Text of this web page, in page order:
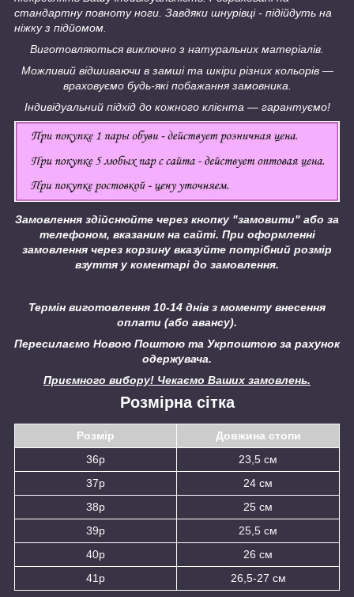
стандартну повноту ноги. Завдяки шнурівці - підійдуть на
ніжку з підйомом.
Виготовляються виключно з натуральних матеріалів.
Можливий відшиваючи в замші та шкіри різних кольорів ―
враховуємо будь-які побажання замовника.
Індивідуальний підхід до кожного клієнта ― гарантуємо!
Замовлення здійснюйте через кнопку "замовити" або за
телефоном, вказаним на сайті. При оформленні
замовлення через корзину вказуйте потрібний розмір
взуття у коментарі до замовлення.
Термін виготовлення 10-14 днів з моменту внесення
оплати (або авансу).
Пересилаємо Новою Поштою та Укрпоштою за рахунок
одержувача.
Приємного вибору! Чекаємо Ваших замовлень.
Розмірна сітка
Розмір
Довжина стопи
36р
23,5 см
37р
24 см
38р
25 см
39р
25,5 см
40р
26 см
41р
26,5-27 см